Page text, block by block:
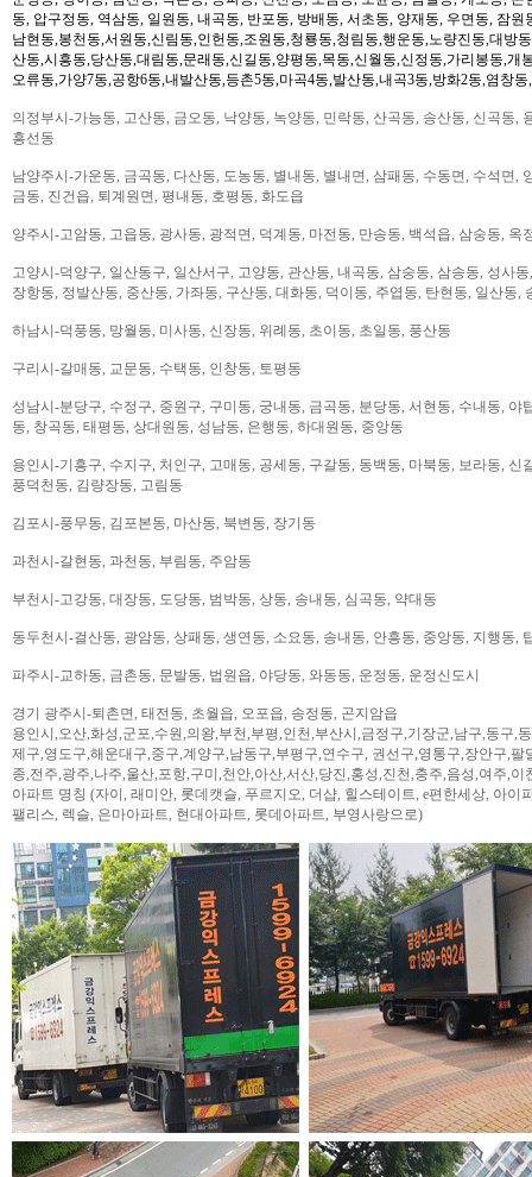
동, 압구정동, 역삼동, 일원동, 내곡동, 반포동, 방배동, 서초동, 양재동, 우면동, 잠원
남현동,봉천동,서원동,신림동,인헌동,조원동,청룡동,청림동,행운동,노량진동,대방
산동,시흥동,당산동,대림동,문래동,신길동,양평동,목동,신월동,신정동,가리봉동,개
오류동,가양7동,공항6동,내발산동,등촌5동,마곡4동,발산동,내곡3동,방화2동,염창동
의정부시-가능동, 고산동, 금오동, 낙양동, 녹양동, 민락동, 산곡동, 송산동, 신곡동,
흥선동
남양주시-가운동, 금곡동, 다산동, 도농동, 별내동, 별내면, 삼패동, 수동면, 수석면,
금동, 진건읍, 퇴계원면, 평내동, 호평동, 화도읍
양주시-고암동, 고읍동, 광사동, 광적면, 덕계동, 마전동, 만송동, 백석읍, 삼숭동, 옥
고양시-덕양구, 일산동구, 일산서구, 고양동, 관산동, 내곡동, 삼숭동, 삼송동, 성사
장항동, 정발산동, 중산동, 가좌동, 구산동, 대화동, 덕이동, 주엽동, 탄현동, 일산동,
하남시-덕풍동, 망월동, 미사동, 신장동, 위례동, 초이동, 초일동, 풍산동
구리시-갈매동, 교문동, 수택동, 인창동, 토평동
성남시-분당구, 수정구, 중원구, 구미동, 궁내동, 금곡동, 분당동, 서현동, 수내동,
동, 창곡동, 태평동, 상대원동, 성남동, 은행동, 하대원동, 중앙동
용인시-기흥구, 수지구, 처인구, 고매동, 공세동, 구갈동, 동백동, 마북동, 보라동,
풍덕천동, 김량장동, 고림동
김포시-풍무동, 김포본동, 마산동, 북변동, 장기동
과천시-갈현동, 과천동, 부림동, 주암동
부천시-고강동, 대장동, 도당동, 범박동, 상동, 송내동, 심곡동, 약대동
동두천시-걸산동, 광암동, 상패동, 생연동, 소요동, 송내동, 안흥동, 중앙동, 지행동,
파주시-교하동, 금촌동, 문발동, 법원읍, 야당동, 와동동, 운정동, 운정신도시
경기 광주시-퇴촌면, 태전동, 초월읍, 오포읍, 송정동, 곤지암읍
용인시,오산,화성,군포,수원,의왕,부천,부평,인천,부산시,금정구,기장군,남구,동구,
제구,영도구,해운대구,중구,계양구,남동구,부평구,연수구, 권선구,영통구,장안구,
종,전주,광주,나주,울산,포항,구미,천안,아산,서산,당진,홍성,진천,충주,음성,여주,이
아파트 명칭 (자이, 래미안, 롯데캣슬, 푸르지오, 더샵, 힐스테이트, e편한세상, 아이
팰리스, 렉슬, 은마아파트, 현대아파트, 롯데아파트, 부영사랑으로)